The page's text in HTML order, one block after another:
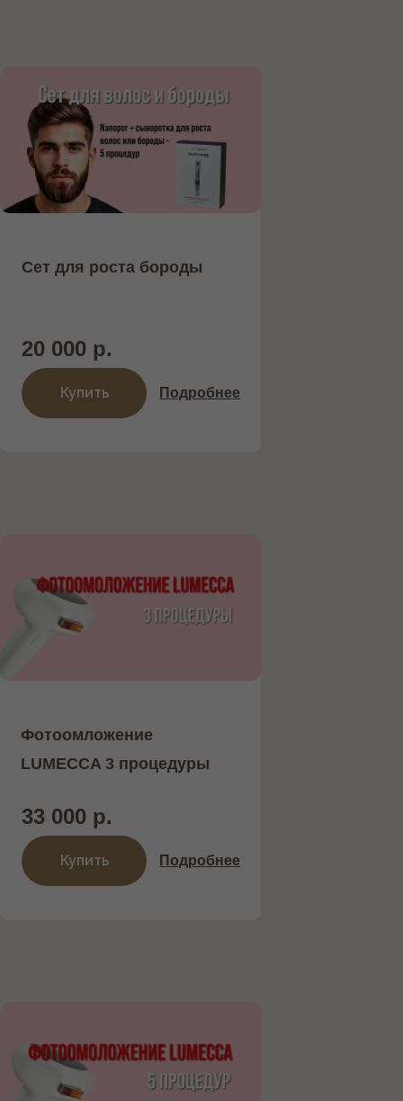
Подробнее
20 000 р.
Сет для роста бороды
Купить
Подробнее
33 000 р.
Фотоомложение
LUMECCA 3 процедуры
Купить
ДЛЯ ОМОЛОЖЕНИЯ КОЖИ.
Записаться на процедуру
Представляем новейший аппарат
INMODE , объединяющий
микроигольчатый RF-лифтинг
Morpheus 8 и фотоомоложение с ...